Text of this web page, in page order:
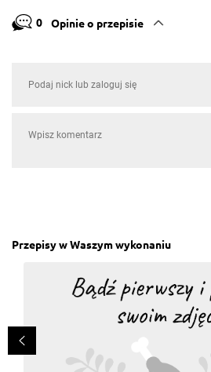
0 Opinie o przepisie
Przepisy w Waszym wykonaniu